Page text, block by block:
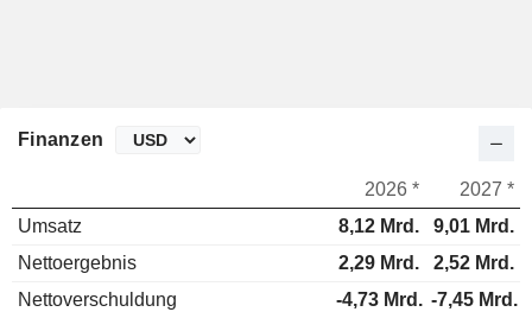
Finanzen
2026 *
2027 *
Umsatz
8,12 Mrd.
9,01 Mrd.
Nettoergebnis
2,29 Mrd.
2,52 Mrd.
Nettoverschuldung
-4,73 Mrd. -7,45 Mrd.